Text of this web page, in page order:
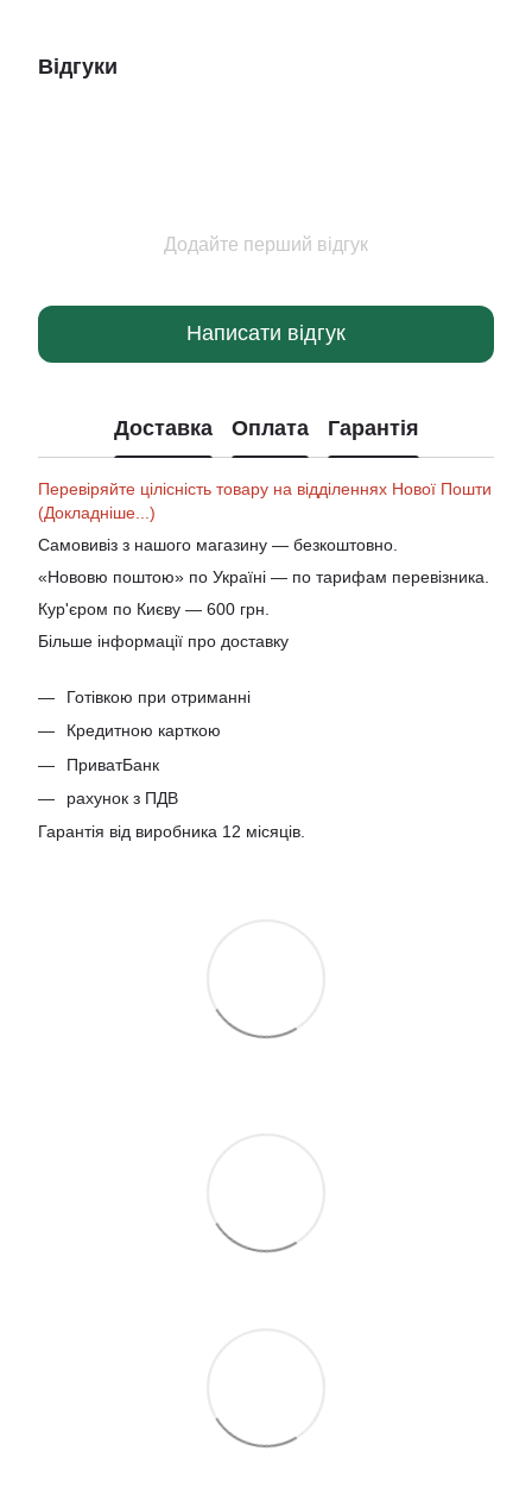
Відгуки
Додайте перший відгук
Написати відгук
Доставка Оплата Гарантія
Перевіряйте цілісність товару на відділеннях Нової Пошти
(Докладніше...)
Самовивіз з нашого магазину — безкоштовно.
«Нововю поштою» по Україні — по тарифам перевізника.
Кур'єром по Києву — 600 грн.
Більше інформації про доставку
Готівкою при отриманні
Кредитною карткою
ПриватБанк
рахунок з ПДВ
Гарантія від виробника 12 місяців.